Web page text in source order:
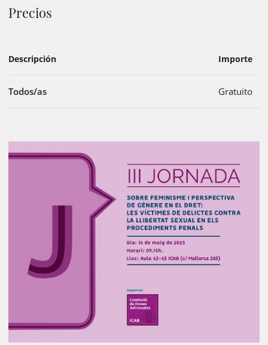
Precios
Descripción Importe
Todos/as Gratuito